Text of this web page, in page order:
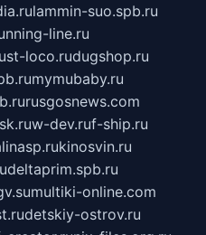
lammin-suo.spb.ru
line.ru
loco.rudugshop.ru
mymubaby.ru
rusgosnews.com
w-dev.ruf-ship.ru
kinosvin.ru
deltaprim.spb.ru
multiki-online.com
detskiy-ostrov.ru